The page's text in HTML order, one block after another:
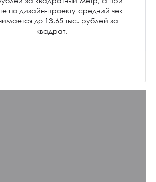
по дизайн-проекту средний чек
до 13,65 тыс. рублей за
квадрат.